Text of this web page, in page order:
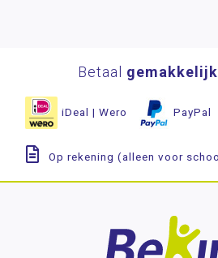
Betaal
iDeal | Wero PayPal
Op rekening (alleen voor